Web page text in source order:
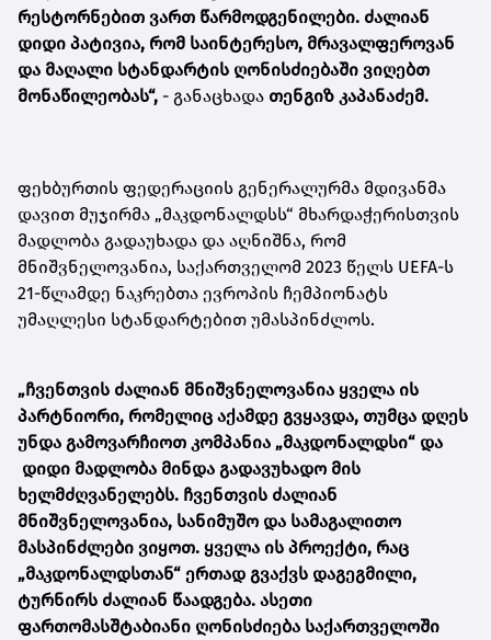
რესტორნებით ვართ წარმოდგენილები. ძალიან
დიდი პატივია, რომ საინტერესო, მრავალფეროვან
და მაღალი სტანდარტის ღონისძიებაში ვიღებთ
მონაწილეობას“, - განაცხადა თენგიზ კაპანაძემ.
ფეხბურთის ფედერაციის გენერალურმა მდივანმა
დავით მუჯირმა „მაკდონალდსს“ მხარდაჭერისთვის
მადლობა გადაუხადა და აღნიშნა, რომ
მნიშვნელოვანია, საქართველომ 2023 წელს UEFA-ს
21-წლამდე ნაკრებთა ევროპის ჩემპიონატს
უმაღლესი სტანდარტებით უმასპინძლოს.
„ჩვენთვის ძალიან მნიშვნელოვანია ყველა ის
პარტნიორი, რომელიც აქამდე გვყავდა, თუმცა დღეს
უნდა გამოვარჩიოთ კომპანია „მაკდონალდსი“ და
დიდი მადლობა მინდა გადავუხადო მის
ხელმძღვანელებს. ჩვენთვის ძალიან
მნიშვნელოვანია, სანიმუშო და სამაგალითო
მასპინძლები ვიყოთ. ყველა ის პროექტი, რაც
„მაკდონალდსთან“ ერთად გვაქვს დაგეგმილი,
ტურნირს ძალიან წაადგება. ასეთი
ფართომასშტაბიანი ღონისძიება საქართველოში